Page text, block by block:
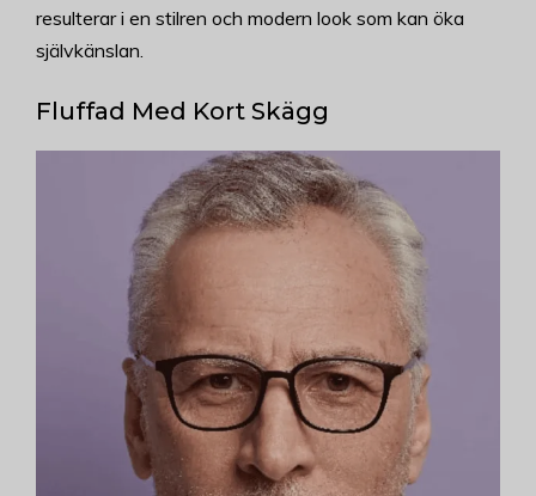
resulterar i en stilren och modern look som kan öka
självkänslan.
Fluffad Med Kort Skägg